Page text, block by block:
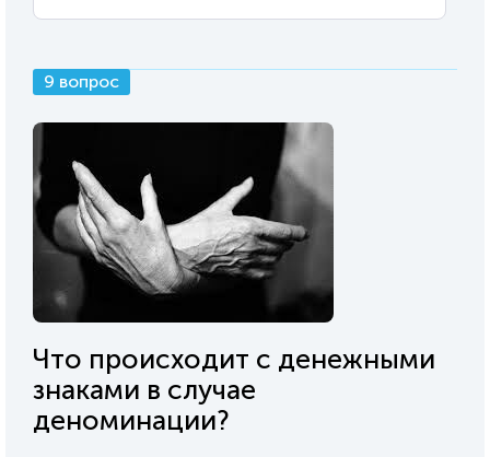
9 вопрос
Что происходит с денежными
знаками в случае
деноминации?